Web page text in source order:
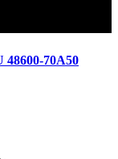
70A50